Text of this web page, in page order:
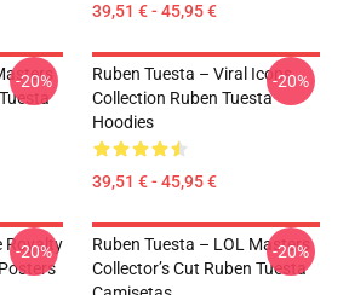
39,51 € - 45,95 €
-20%
Ruben Tuesta – Viral Icons
Collection Ruben Tuesta
Hoodies
39,51 € - 45,95 €
-20%
Royalty
-20%
Ruben Tuesta – LOL Masters
Collector’s Cut Ruben Tuesta
-20%